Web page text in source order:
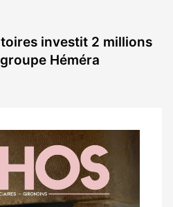
investit 2 millions
Héméra